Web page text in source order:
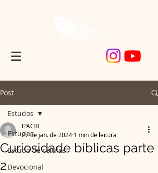
Post
Estudos
Estudo de células
Devocional
Estudos
Curiosidade bíblicas parte
2
IPACRI
27 de jan. de 2024 1 min de leitura